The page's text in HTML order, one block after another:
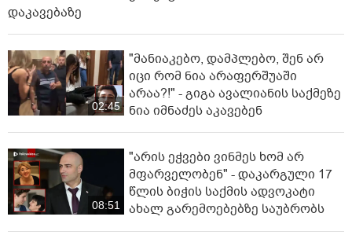
დაკავებაზე
02:45
"მანიაკებო, დამპლებო, შენ არ
იცი რომ ნია არაფერშუაში
არაა?!" - გიგა ავალიანის საქმეზე
ნია იმნაძეს აკავებენ
08:51
"არის ეჭვები ვინმეს ხომ არ
მფარველობენ" - დაკარგული 17
წლის ბიჭის საქმის ადვოკატი
ახალ გარემოებებზე საუბრობს